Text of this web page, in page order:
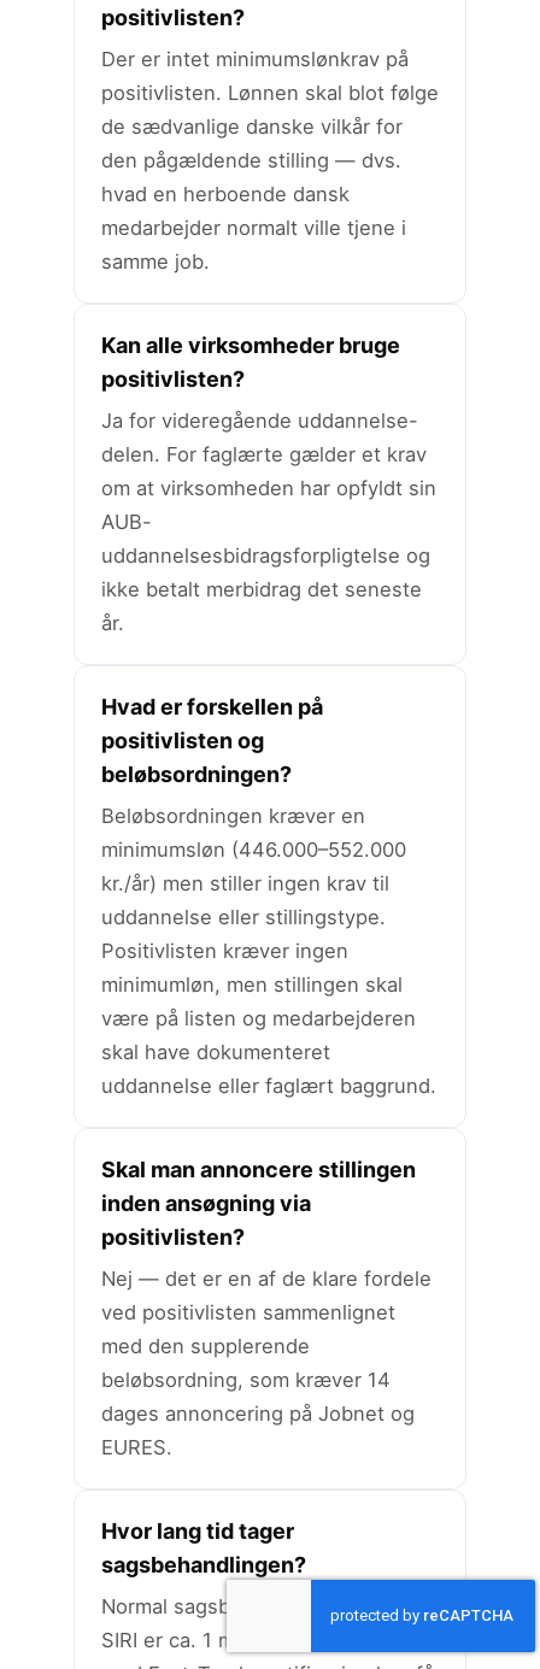
positivlisten?
Der er intet minimumslønkrav på
positivlisten. Lønnen skal blot følge
de sædvanlige danske vilkår for
den pågældende stilling — dvs.
hvad en herboende dansk
medarbejder normalt ville tjene i
samme job.
Kan alle virksomheder bruge
positivlisten?
Ja for videregående uddannelse-
delen. For faglærte gælder et krav
om at virksomheden har opfyldt sin
AUB-
uddannelsesbidragsforpligtelse og
ikke betalt merbidrag det seneste
år.
Hvad er forskellen på
positivlisten og
beløbsordningen?
Beløbsordningen kræver en
minimumsløn (446.000–552.000
kr./år) men stiller ingen krav til
uddannelse eller stillingstype.
Positivlisten kræver ingen
minimumløn, men stillingen skal
være på listen og medarbejderen
skal have dokumenteret
uddannelse eller faglært baggrund.
Skal man annoncere stillingen
inden ansøgning via
positivlisten?
Nej — det er en af de klare fordele
ved positivlisten sammenlignet
med den supplerende
beløbsordning, som kræver 14
dages annoncering på Jobnet og
EURES.
Hvor lang tid tager
sagsbehandlingen?
Normal sagsbehandlingstid hos
SIRI er ca. 1 måned. Virksomheder